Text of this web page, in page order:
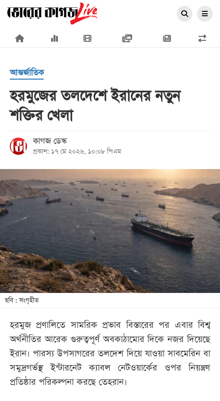
×
প্রচ্ছদ
জাতীয়
রাজনীতি
আন্তর্জাতিক
বিনোদন
লাইফ
স্টাইল
শিক্ষা
সব
বিভাগ
ছবি
আন্তর্জাতিক
হরমুজের তলদেশে ইরানের নতুন
শক্তির খেলা
কাগজ ডেস্ক
প্রকাশ: ১৭ মে ২০২৬, ১০:০৮ পিএম
ছবি : সংগৃহীত
হরমুজ প্রণালিতে সামরিক প্রভাব বিস্তারের পর এবার বিশ্ব
অর্থনীতির আরেক গুরুত্বপূর্ণ অবকাঠামোর দিকে নজর দিয়েছে
ইরান। পারস্য উপসাগরের তলদেশ দিয়ে যাওয়া সাবমেরিন বা
সমুদ্রগর্ভস্থ ইন্টারনেট ক্যাবল নেটওয়ার্কের ওপর নিয়ন্ত্রণ
প্রতিষ্ঠার পরিকল্পনা করছে তেহরান।